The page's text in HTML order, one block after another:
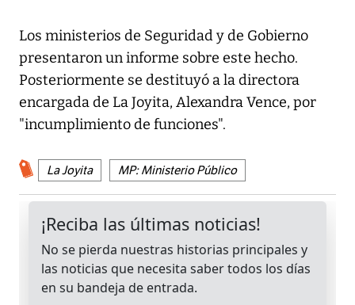
Los ministerios de Seguridad y de Gobierno
presentaron un informe sobre este hecho.
Posteriormente se destituyó a la directora
encargada de La Joyita, Alexandra Vence, por
"incumplimiento de funciones".
La Joyita MP: Ministerio Público